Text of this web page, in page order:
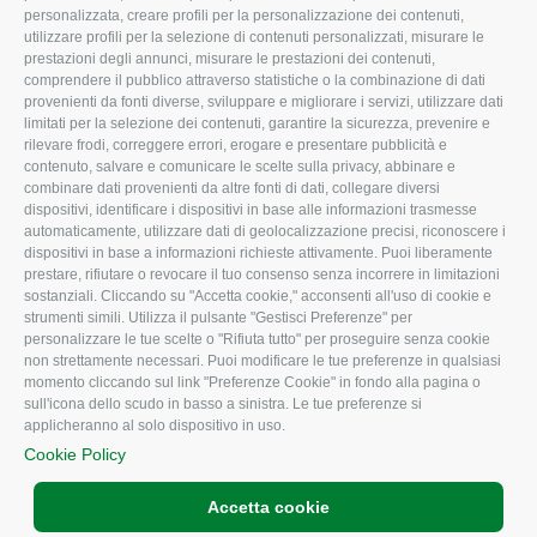
personalizzata, creare profili per la personalizzazione dei contenuti,
utilizzare profili per la selezione di contenuti personalizzati, misurare le
prestazioni degli annunci, misurare le prestazioni dei contenuti,
comprendere il pubblico attraverso statistiche o la combinazione di dati
provenienti da fonti diverse, sviluppare e migliorare i servizi, utilizzare dati
limitati per la selezione dei contenuti, garantire la sicurezza, prevenire e
rilevare frodi, correggere errori, erogare e presentare pubblicità e
contenuto, salvare e comunicare le scelte sulla privacy, abbinare e
combinare dati provenienti da altre fonti di dati, collegare diversi
dispositivi, identificare i dispositivi in base alle informazioni trasmesse
automaticamente, utilizzare dati di geolocalizzazione precisi, riconoscere i
dispositivi in base a informazioni richieste attivamente. Puoi liberamente
prestare, rifiutare o revocare il tuo consenso senza incorrere in limitazioni
sostanziali. Cliccando su "Accetta cookie," acconsenti all'uso di cookie e
strumenti simili. Utilizza il pulsante "Gestisci Preferenze" per
personalizzare le tue scelte o "Rifiuta tutto" per proseguire senza cookie
non strettamente necessari. Puoi modificare le tue preferenze in qualsiasi
momento cliccando sul link "Preferenze Cookie" in fondo alla pagina o
sull'icona dello scudo in basso a sinistra. Le tue preferenze si
applicheranno al solo dispositivo in uso.
Cookie Policy
Accetta cookie
Organigramma aziendale
I Nostri Servizi
Uffici della Sede
provinciale
Le Sedi di Zona
Agricoltori S.r.l.
Whistleblowing
Confagricoltura Rovigo e
Agricoltori srl
Lavoro
Ambiente
Associazione
CONFAGRICOLTURA
ATTIVA
Notizie in evidenza
Eventi
Comunicati Stampa
Video
Iscrizione Newsletter
Newsletter